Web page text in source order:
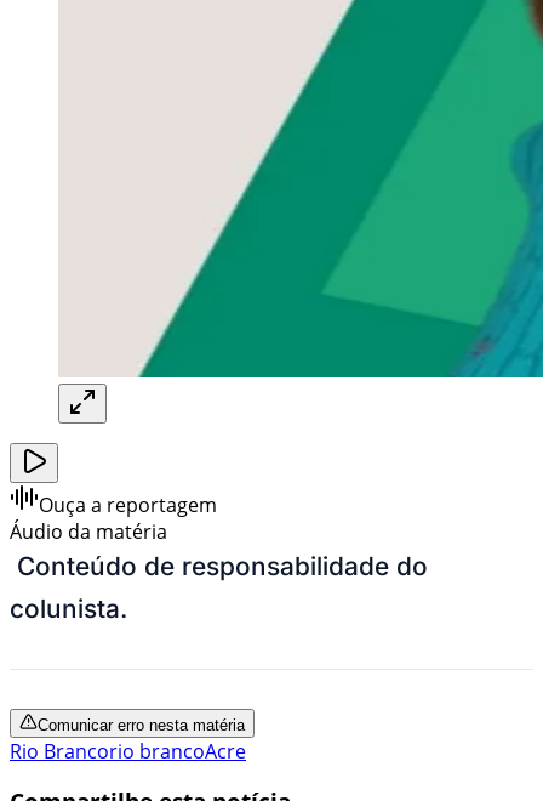
Ouça a reportagem
Áudio da matéria
Conteúdo de responsabilidade do
colunista.
Comunicar erro nesta matéria
Rio Brancorio brancoAcre